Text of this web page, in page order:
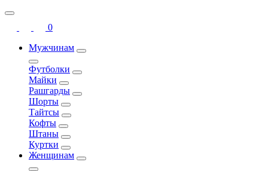
0
Мужчинам
Футболки
Майки
Рашгарды
Шорты
Тайтсы
Кофты
Штаны
Куртки
Женщинам